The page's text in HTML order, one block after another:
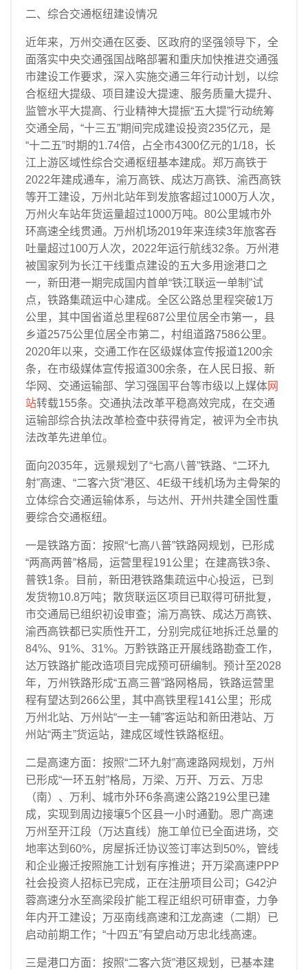
二、综合交通枢纽建设情况
近年来，万州交通在区委、区政府的坚强领导下，全
面落实中央交通强国战略部署和重庆加快推进交通强
市建设工作要求，深入实施交通三年行动计划，以综
合枢纽大提级、项目建设大提速、服务质量大提升、
监管水平大提高、行业精神大提振“五大提”行动统筹
交通全局，“十三五”期间完成建设投资235亿元，是
“十二五”时期的1.74倍，占全市4300亿元的1/18，长
江上游区域性综合交通枢纽基本建成。郑万高铁于
2022年建成通车，渝万高铁、成达万高铁、渝西高铁
等开工建设，万州北站年到发旅客超过1000万人次，
万州火车站年货运量超过1000万吨。80公里城市外
环高速全线贯通。万州机场2019年来连续3年旅客吞
吐量超过100万人次，2022年运行航线32条。万州港
被国家列为长江干线重点建设的五大多用途港口之
一，新田港一期完成国内首单“铁江联运一单制”试
点，铁路集疏运中心建成。全区公路总里程突破1万
公里，其中国省道总里程687公里位居全市第一，县
乡道2575公里位居全市第二，村组道路7586公里。
2020年以来，交通工作在区级媒体宣传报道1200余
条，在市级媒体宣传报道300余条，在人民日报、新
华网、交通运输部、学习强国平台等市级以上媒体网
站转载155条。交通执法改革平稳高效完成，在交通
运输部综合执法改革检查中获得肯定，被评为全市执
法改革先进单位。
面向2035年，远景规划了“七高八普”铁路、“二环九
射”高速、“二客六货”港区、4E级干线机场为主骨架的
立体综合交通运输体系，与达州、开州共建全国性重
要综合交通枢纽。
一是铁路方面：按照“七高八普”铁路网规划，已形成
“两高两普”格局，运营里程191公里；在建高铁3条、
普铁1条。目前，新田港铁路集疏运中心投运，已到
发货物10.8万吨；散货联运区项目已取得可研批复，
市交通局已组织初设审查；渝万高铁、成达万高铁、
渝西高铁都已实质性开工，分别完成征地拆迁总量的
84%、91%、31%。万黔铁路正开展线路勘查工作，
达万铁路扩能改造项目完成预可研编制。预计至2028
年，万州铁路形成“五高三普”路网格局，铁路运营里
程有望达到266公里，其中高铁里程141公里；形成
万州北站、万州站“一主一辅”客运站和新田港站、万
州站“两主”货运站，建成区域性铁路枢纽。
二是高速方面：按照“二环九射”高速路网规划，万州
已形成“一环五射”格局，万梁、万开、万云、万忠
（南）、万利、城市外环6条高速公路219公里已建
成，实现到周边接壤5个区县一小时通勤。恩广高速
万州至开江段（万达直线）施工单位已全面进场，交
地率达到60%，房屋拆迁协议签订率达到50%，管线
和企业搬迁按照施工计划有序推进；开万梁高速PPP
社会投资人招标已完成，正在注册项目公司；G42沪
蓉高速分水至高梁段扩能工程正组织可研审查，力争
年内开工建设；万巫南线高速和江龙高速（二期）已
启动前期工作；“十四五”有望启动万忠北线高速。
三是港口方面：按照“二客六货”港区规划，已基本建